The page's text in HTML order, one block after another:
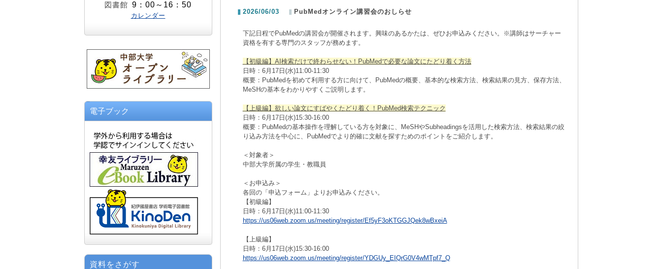
図書館 9：00～16：50
カレンダー
電子ブック
資料をさがす
2026/06/03 PubMedオンライン講習会のおしらせ
下記日程でPubMedの講習会が開催されます。 興味のあるかたは、ぜひお申込みください。※講師はサーチャー
資格を有する専門のスタッフが務めます。
【初級編】AI検索だけで終わらせない！PubMedで必要な論文にたどり着く方法
日時：6月17日(水)11:00-11:30
概要：PubMedを初めて利用する方に向けて、PubMedの概要、基本的な検索方法、検索結果の見方、 保存方法、
MeSHの基本をわかりやすくご説明します。
【上級編】欲しい論文にすばやくたどり着く！PubMed検索テクニック
日時：6月17日(水)15:30-16:00
概要：PubMedの基本操作を理解している方を対象に、MeSHやSubheadingsを活用した検索方法、 検索結果の絞
り込み方法を中心に、PubMedでより的確に文献を探すためのポイントをご紹介します。
＜対象者＞
中部大学所属の学生・教職員
＜お申込み＞
各回の「申込フォーム」よりお申込みください。
【初級編】
日時：6月17日(水)11:00-11:30
https://us06web.zoom.us/meeting/register/Ef5yF3oKTGGJQek8wBxeiA
【上級編】
日時：6月17日(水)15:30-16:00
https://us06web.zoom.us/meeting/register/YDGUy_EIQrG0V4wMTpf7_Q